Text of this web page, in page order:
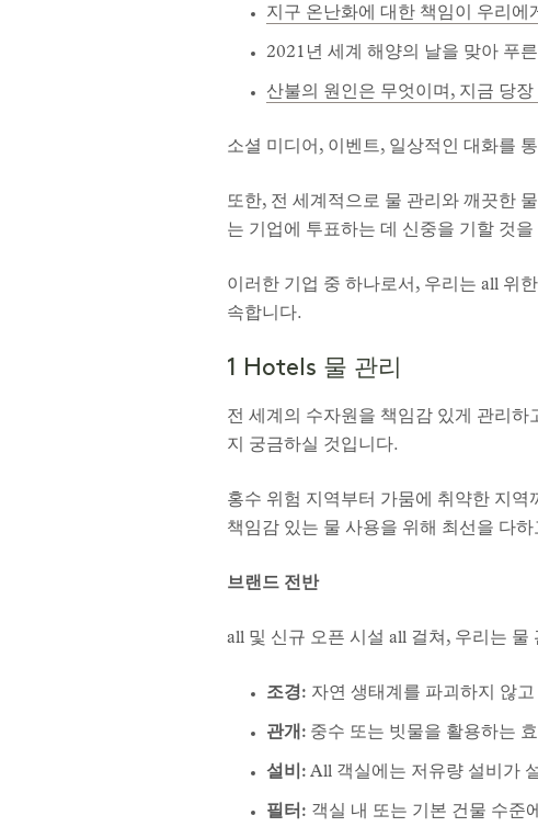
지구 온난화에 대한 책임이 우리에
2021년 세계 해양의 날을 맞아 푸
산불의 원인은 무엇이며, 지금 당
소셜 미디어, 이벤트, 일상적인 대화를
또한, 전 세계적으로 물 관리와 깨끗한
는 기업에 투표하는 데 신중을 기할 것을
이러한 기업 중 하나로서, 우리는 all 위
속합니다.
1 Hotels 물 관리
전 세계의 수자원을 책임감 있게 관리
지 궁금하실 것입니다.
홍수 위험 지역부터 가뭄에 취약한 지
책임감 있는 물 사용을 위해 최선을 다
브랜드 전반
all 및 신규 오픈 시설 all 걸쳐, 우리는
조경: 자연 생태계를 파괴하지 않고
관개: 중수 또는 빗물을 활용하는
설비: All 객실에는 저유량 설비가
필터: 객실 내 또는 기본 건물 수준